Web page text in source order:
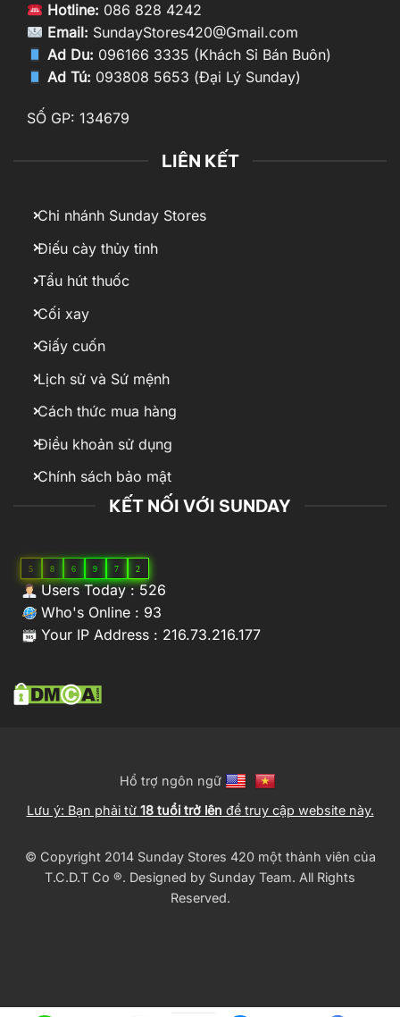
Hotline: 086 828 4242
Email: SundayStores420@Gmail.com
Ad Du: 096166 3335 (Khách Sỉ Bán Buôn)
Ad Tú: 093808 5653 (Đại Lý Sunday)
SỐ GP: 134679
LIÊN KẾT
Chi nhánh Sunday Stores
Điếu cày thủy tinh
Tẩu hút thuốc
Cối xay
Giấy cuốn
Lịch sử và Sứ mệnh
Cách thức mua hàng
Điều khoản sử dụng
Chính sách bảo mật
KẾT NỐI VỚI SUNDAY
5 8 6 9 7 2
Users Today : 526
Who's Online : 93
Your IP Address : 216.73.216.177
Hổ trợ ngôn ngữ
Lưu ý: Bạn phải từ 18 tuổi trở lên để truy cập website này.
© Copyright 2014 Sunday Stores 420 một thành viên của
T.C.D.T Co ®️. Designed by Sunday Team. All Rights
Reserved.